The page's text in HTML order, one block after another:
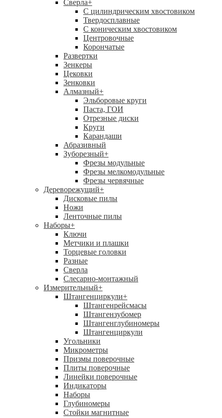
Сверла+
С цилиндрическим хвостовиком
Твердосплавные
С коническим хвостовиком
Центровочные
Корончатые
Развертки
Зенкеры
Цековки
Зенковки
Алмазный+
Эльборовые круги
Паста, ГОИ
Отрезные диски
Круги
Карандаши
Абразивный
Зуборезный+
Фрезы модульные
Фрезы мелкомодульные
Фрезы червячные
Дереворежущий+
Дисковые пилы
Ножи
Ленточные пилы
Наборы+
Ключи
Метчики и плашки
Торцевые головки
Разные
Сверла
Слесарно-монтажный
Измерительный+
Штангенциркули+
Штангенрейсмасы
Штангензубомер
Штангенглубиномеры
Штангенциркули
Угольники
Микрометры
Призмы поверочные
Плиты поверочные
Линейки поверочные
Индикаторы
Наборы
Глубиномеры
Стойки магнитные